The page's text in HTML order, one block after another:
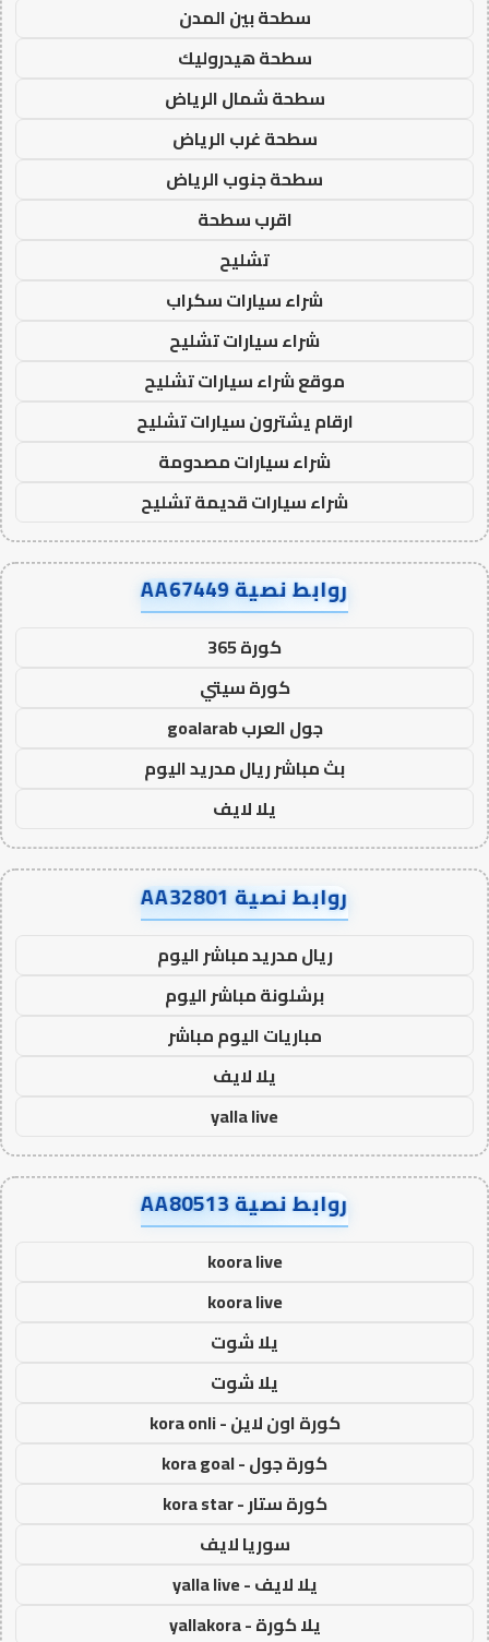
سطحة بين المدن
سطحة هيدروليك
سطحة شمال الرياض
سطحة غرب الرياض
سطحة جنوب الرياض
اقرب سطحة
تشليح
شراء سيارات سكراب
شراء سيارات تشليح
موقع شراء سيارات تشليح
ارقام يشترون سيارات تشليح
شراء سيارات مصدومة
شراء سيارات قديمة تشليح
روابط نصية AA67449
كورة 365
كورة سيتي
جول العرب goalarab
بث مباشر ريال مدريد اليوم
يلا لايف
روابط نصية AA32801
ريال مدريد مباشر اليوم
برشلونة مباشر اليوم
مباريات اليوم مباشر
يلا لايف
yalla live
روابط نصية AA80513
koora live
koora live
يلا شوت
يلا شوت
كورة اون لاين - kora onli
كورة جول - kora goal
كورة ستار - kora star
سوريا لايف
يلا لايف - yalla live
يلا كورة - yallakora